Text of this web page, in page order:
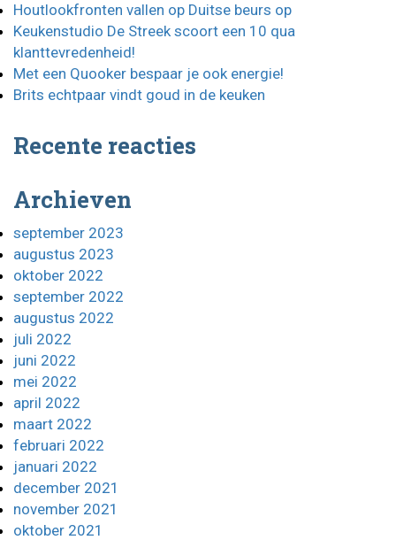
Houtlookfronten vallen op Duitse beurs op
Keukenstudio De Streek scoort een 10 qua
klanttevredenheid!
Met een Quooker bespaar je ook energie!
Brits echtpaar vindt goud in de keuken
Recente reacties
Archieven
september 2023
augustus 2023
oktober 2022
september 2022
augustus 2022
juli 2022
juni 2022
mei 2022
april 2022
maart 2022
februari 2022
januari 2022
december 2021
november 2021
oktober 2021